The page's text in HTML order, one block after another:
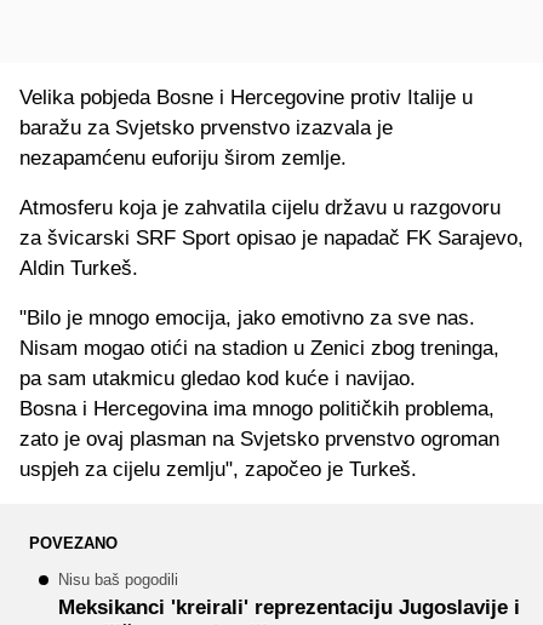
Velika pobjeda Bosne i Hercegovine protiv Italije u
baražu za Svjetsko prvenstvo izazvala je
nezapamćenu euforiju širom zemlje.
Atmosferu koja je zahvatila cijelu državu u razgovoru
za švicarski SRF Sport opisao je napadač FK Sarajevo,
Aldin Turkeš.
"Bilo je mnogo emocija, jako emotivno za sve nas.
Nisam mogao otići na stadion u Zenici zbog treninga,
pa sam utakmicu gledao kod kuće i navijao.
Bosna i Hercegovina ima mnogo političkih problema,
zato je ovaj plasman na Svjetsko prvenstvo ogroman
uspjeh za cijelu zemlju", započeo je Turkeš.
POVEZANO
Nisu baš pogodili
Meksikanci 'kreirali' reprezentaciju Jugoslavije i